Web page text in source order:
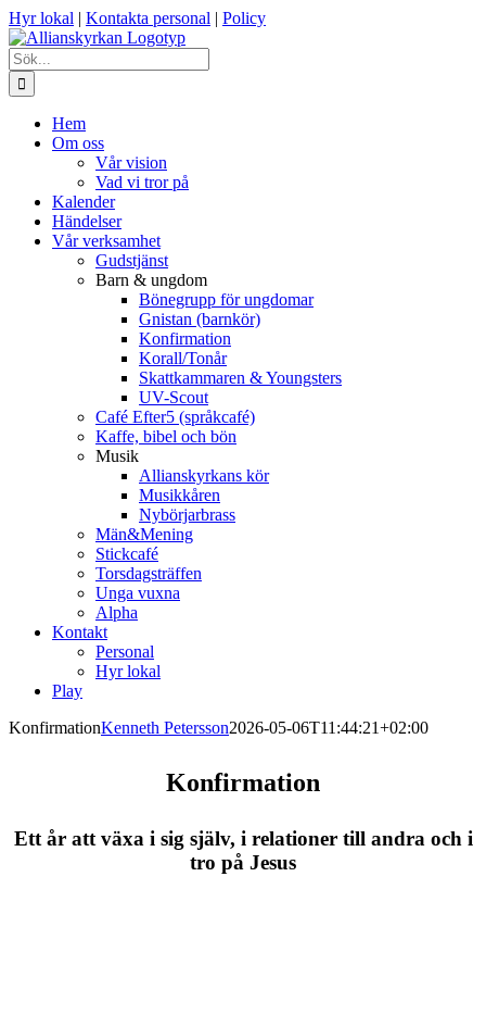
Fortsätt
till
innehållet
Hyr lokal | Kontakta personal | Policy
Sök
efter:
Hem
Om oss
Vår vision
Vad vi tror på
Kalender
Händelser
Vår verksamhet
Gudstjänst
Barn & ungdom
Bönegrupp för ungdomar
Gnistan (barnkör)
Konfirmation
Korall/Tonår
Skattkammaren & Youngsters
UV-Scout
Café Efter5 (språkcafé)
Kaffe, bibel och bön
Musik
Allianskyrkans kör
Musikkåren
Nybörjarbrass
Män&Mening
Stickcafé
Torsdagsträffen
Unga vuxna
Alpha
Kontakt
Personal
Hyr lokal
Play
KonfirmationKenneth Petersson2026-05-06T11:44:21+02:00
Konfirmation
Ett år att växa i sig själv, i relationer till andra och i
tro på Jesus